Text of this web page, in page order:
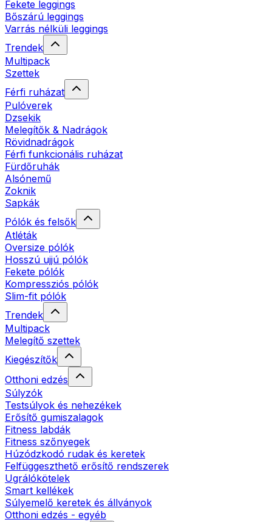
Fekete leggings
Bőszárú leggings
Varrás nélküli leggings
Trendek
Multipack
Szettek
Férfi ruházat
Pulóverek
Dzsekik
Melegítők & Nadrágok
Rövidnadrágok
Férfi funkcionális ruházat
Fürdőruhák
Alsónemű
Zoknik
Sapkák
Pólók és felsők
Atléták
Oversize pólók
Hosszú ujjú pólók
Fekete pólók
Kompressziós pólók
Slim-fit pólók
Trendek
Multipack
Melegítő szettek
Kiegészítők
Otthoni edzés
Súlyzók
Testsúlyok és nehezékek
Erősítő gumiszalagok
Fitness labdák
Fitness szőnyegek
Húzódzkodó rudak és keretek
Felfüggeszthető erősítő rendszerek
Ugrálókötelek
Smart kellékek
Súlyemelő keretek és állványok
Otthoni edzés - egyéb